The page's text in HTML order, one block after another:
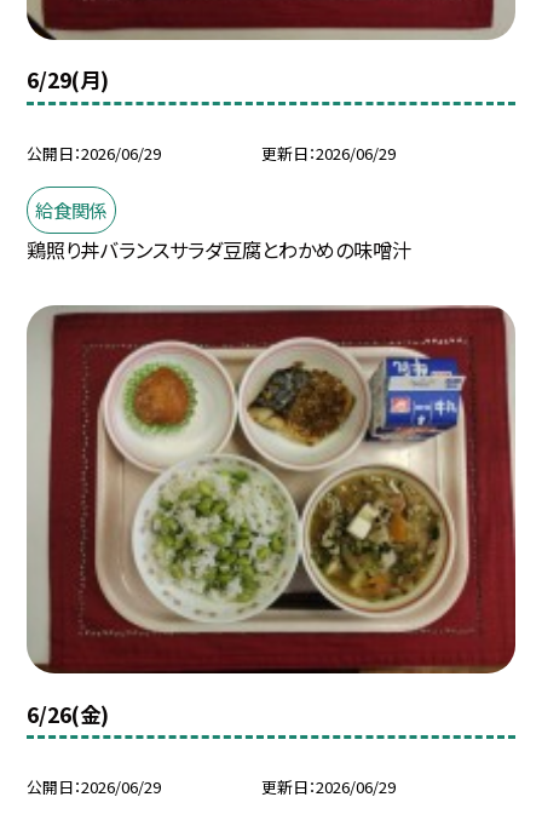
6/29(月)
公開日 2026/06/29 更新日 2026/06/29
給食関係
鶏照り丼バランスサラダ豆腐とわかめの味噌汁
6/26(金)
公開日 2026/06/29 更新日 2026/06/29